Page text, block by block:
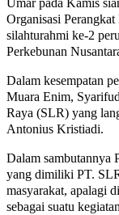
Umar pada Kamis
Organisasi
silahturahmi ke-2
Perkebunan
Dalam kesempatan
Muara Enim,
Raya (SLR) yang
Antonius Kristiadi.
Dalam sambutannya
yang dimiliki PT.
masyarakat, apalagi
sebagai suatu